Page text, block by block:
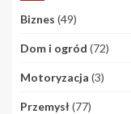
Biznes (49)
Dom i ogród (72)
Motoryzacja (3)
Przemysł(77)